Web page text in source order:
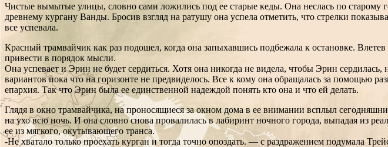
Чистые вымытые улицы, словно сами ложились под ее старые кеды. Она неслась по старому
древнему кургану Ванды. Бросив взгляд на ратушу она успела отметить, что стрелки
все успевала.
Красный трамвайчик как раз подошел, когда она запыхавшись подбежала к остановке.
привести в порядок мысли.
Она успевает и Эрин не будет сердиться. Хотя она никогда не видела, чтобы Эрин сердилась,
вариантов пока что на горизонте не предвиделось. Все к кому она обращалась за помощью
епархия. Так что Эрин была ее единственной надеждой понять кто она и что ей делать.
Глядя в окно трамвайчика, на проносящиеся за окном дома в ее внимании всплыл
на ухо всю ночь. И она словно снова провалилась в лабиринт ночного города, выпадая из
ее из мягкого, окутывающего транса.
-Не хватало только проехать курган и тогда точно опоздать. — с раздражением подумала